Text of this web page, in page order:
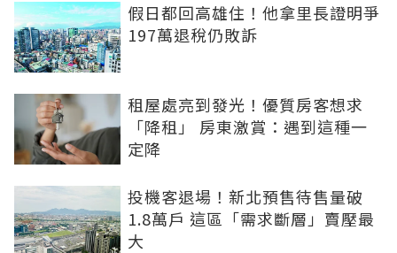
假日都回高雄住！他拿里長證明爭
197萬退稅仍敗訴
租屋處亮到發光！優質房客想求
「降租」 房東激賞：遇到這種一
定降
投機客退場！新北預售待售量破
1.8萬戶 這區「需求斷層」賣壓最
大